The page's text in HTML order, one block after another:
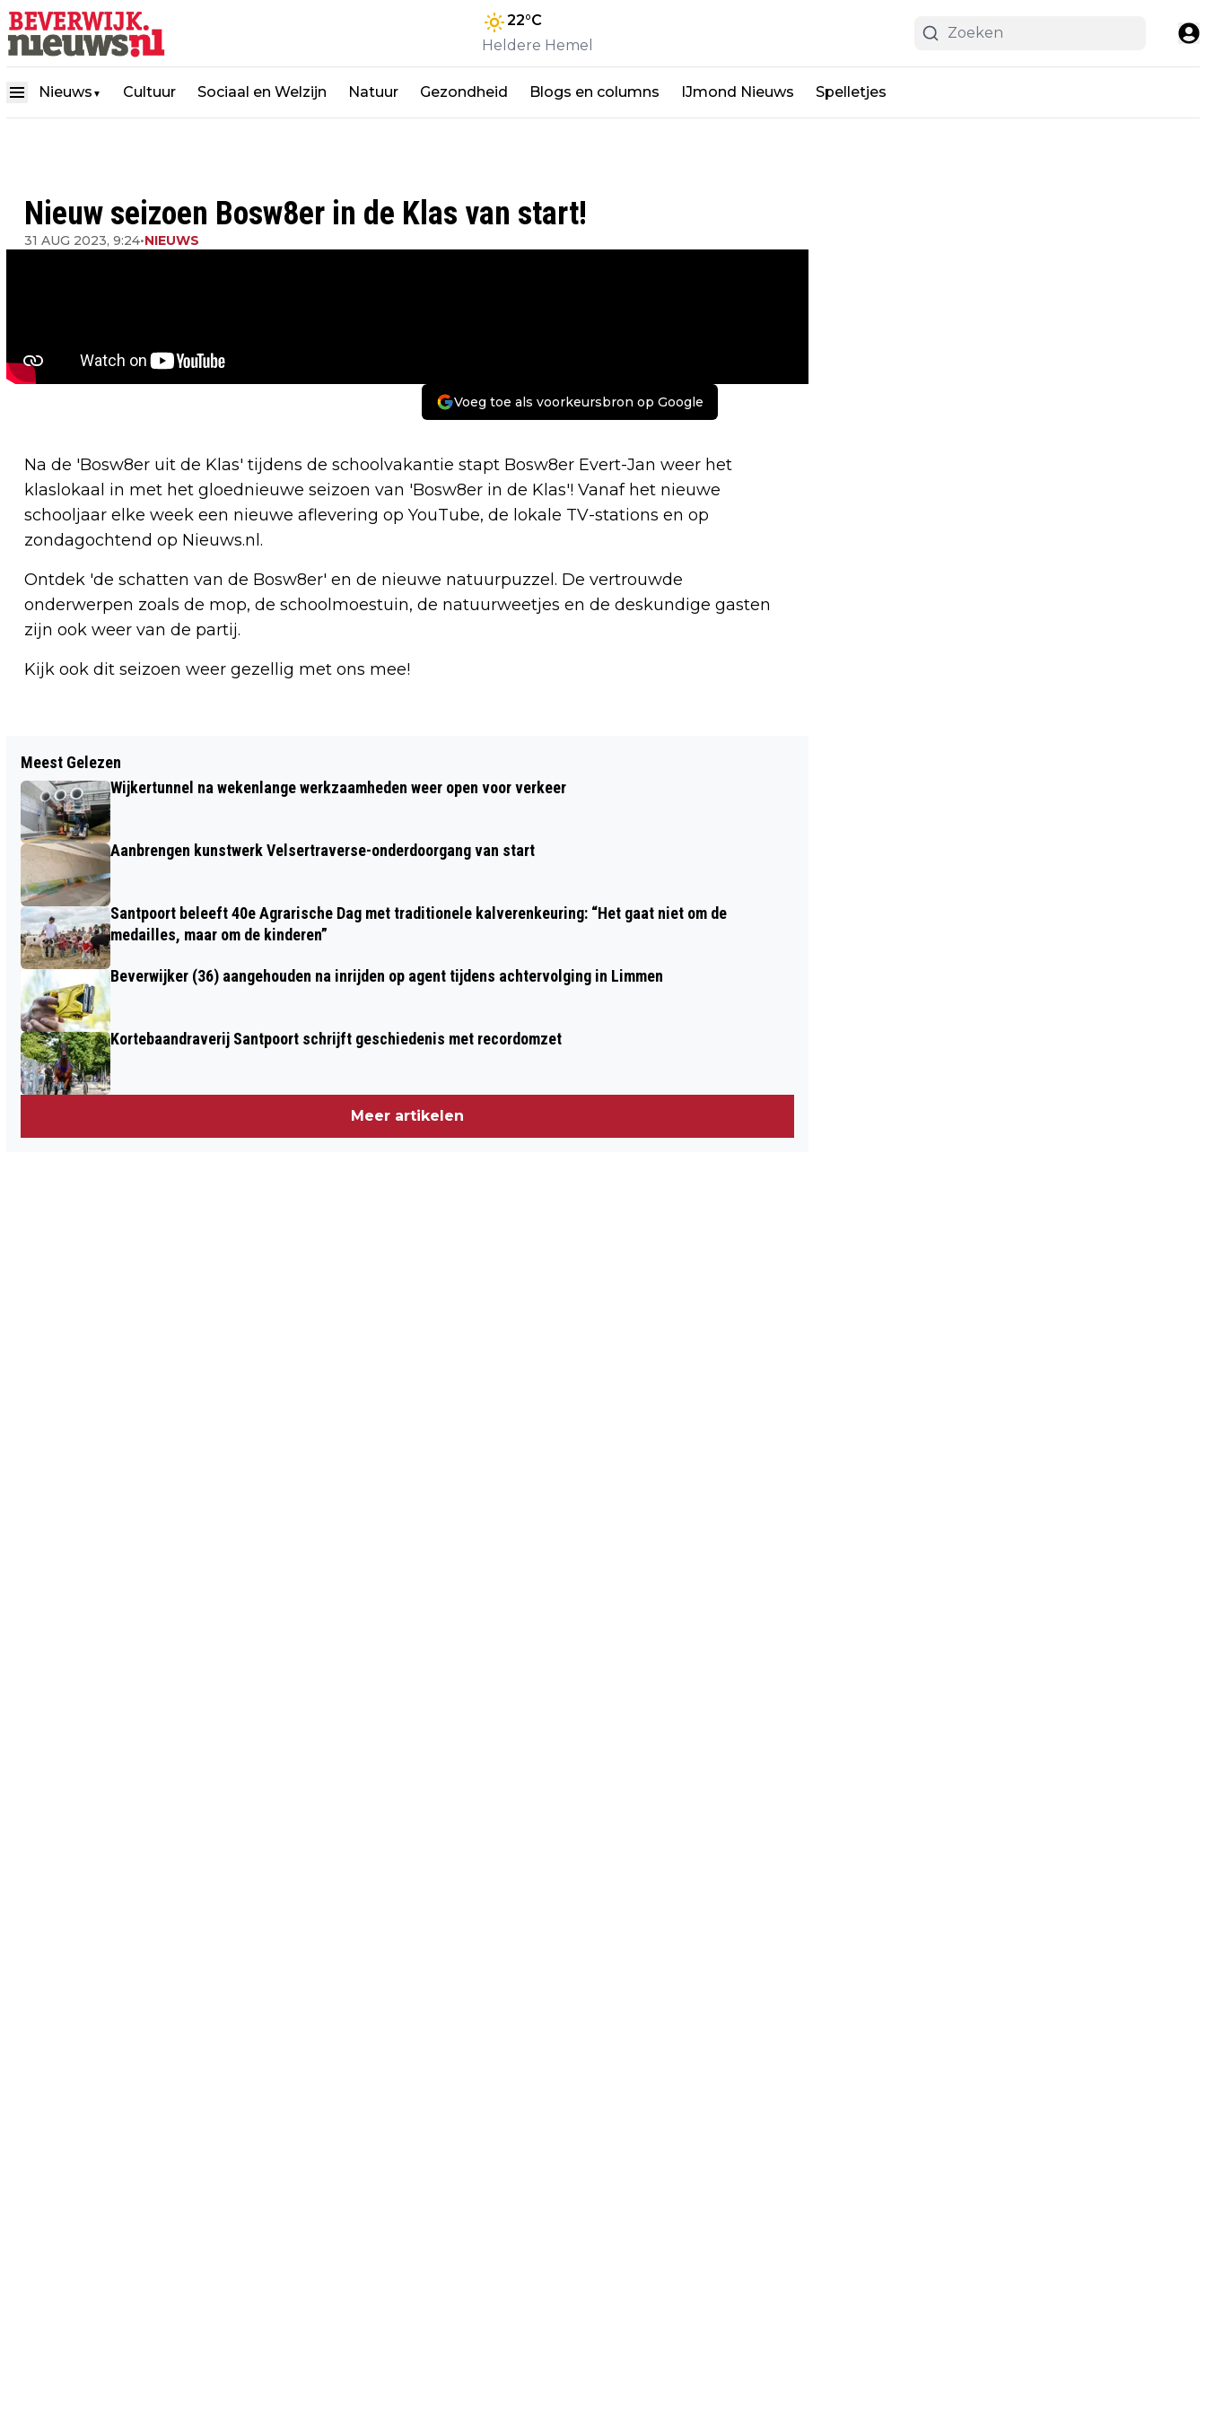
22°C
Heldere Hemel
Nieuws ▼ Cultuur Sociaal en Welzijn Natuur Gezondheid Blogs en columns IJmond Nieuws Spelletjes
Nieuw seizoen Bosw8er in de Klas van start!
31 AUG 2023, 9:24•NIEUWS
Voeg toe als voorkeursbron op Google
Na de 'Bosw8er uit de Klas' tijdens de schoolvakantie stapt Bosw8er Evert-Jan weer het
klaslokaal in met het gloednieuwe seizoen van 'Bosw8er in de Klas'! Vanaf het nieuwe
schooljaar elke week een nieuwe aflevering op YouTube, de lokale TV-stations en op
zondagochtend op Nieuws.nl.
Ontdek 'de schatten van de Bosw8er' en de nieuwe natuurpuzzel. De vertrouwde
onderwerpen zoals de mop, de schoolmoestuin, de natuurweetjes en de deskundige gasten
zijn ook weer van de partij.
Kijk ook dit seizoen weer gezellig met ons mee!
WANDELING OVER DE NOLLEN NAAR
GOEIE GROND
SPIJKERBOOR
Meest Gelezen
Wijkertunnel na wekenlange werkzaamheden weer open voor verkeer
Aanbrengen kunstwerk Velsertraverse-onderdoorgang van start
Santpoort beleeft 40e Agrarische Dag met traditionele kalverenkeuring: “Het gaat niet om de
medailles, maar om de kinderen”
Beverwijker (36) aangehouden na inrijden op agent tijdens achtervolging in Limmen
Kortebaandraverij Santpoort schrijft geschiedenis met recordomzet
Meer artikelen